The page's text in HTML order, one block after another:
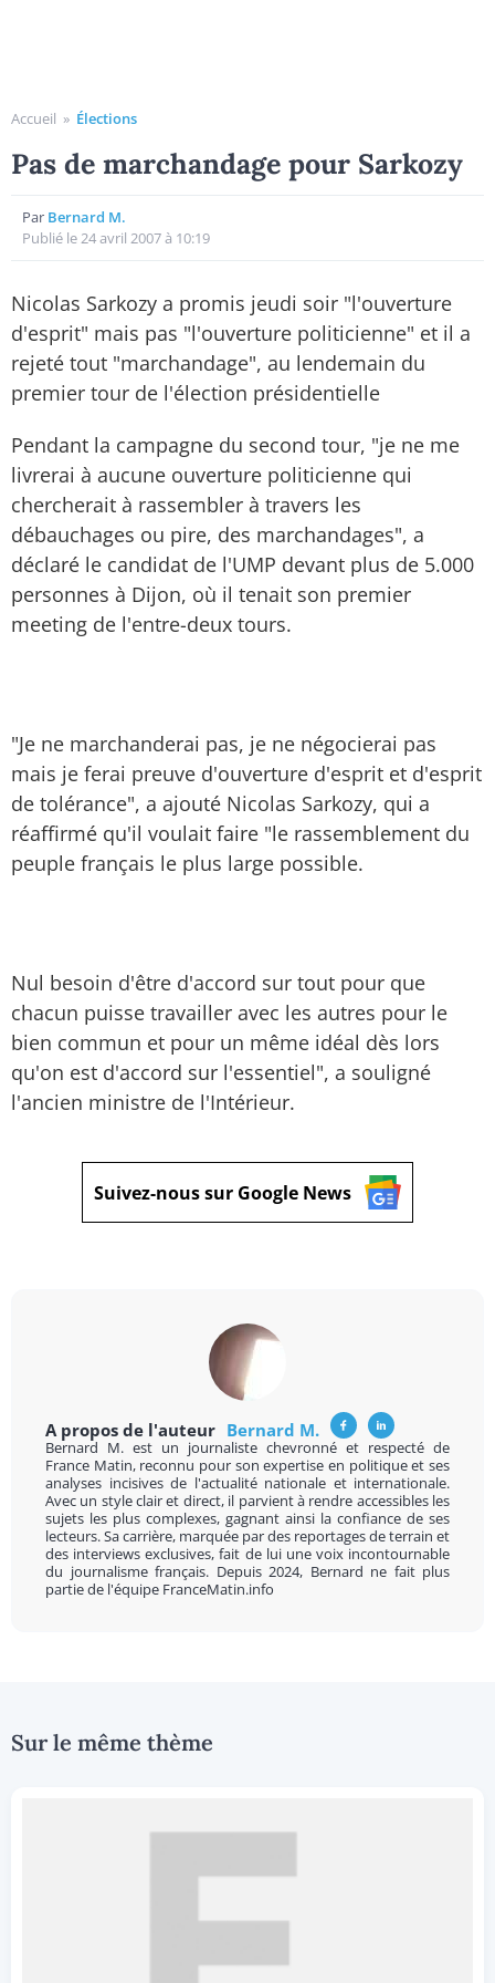
Accueil » Élections
Pas de marchandage pour Sarkozy
Par Bernard M.
Publié le 24 avril 2007 à 10:19
Nicolas Sarkozy a promis jeudi soir "l'ouverture
d'esprit" mais pas "l'ouverture politicienne" et il a
rejeté tout "marchandage", au lendemain du
premier tour de l'élection présidentielle
Pendant la campagne du second tour, "je ne me
livrerai à aucune ouverture politicienne qui
chercherait à rassembler à travers les
débauchages ou pire, des marchandages", a
déclaré le candidat de l'UMP devant plus de 5.000
personnes à Dijon, où il tenait son premier
meeting de l'entre-deux tours.
"Je ne marchanderai pas, je ne négocierai pas
mais je ferai preuve d'ouverture d'esprit et d'esprit
de tolérance", a ajouté Nicolas Sarkozy, qui a
réaffirmé qu'il voulait faire "le rassemblement du
peuple français le plus large possible.
Nul besoin d'être d'accord sur tout pour que
chacun puisse travailler avec les autres pour le
bien commun et pour un même idéal dès lors
qu'on est d'accord sur l'essentiel", a souligné
l'ancien ministre de l'Intérieur.
Suivez-nous sur Google News
A propos de l'auteur Bernard M.
Bernard M. est un journaliste chevronné et respecté de
France Matin, reconnu pour son expertise en politique et ses
analyses incisives de l'actualité nationale et internationale.
Avec un style clair et direct, il parvient à rendre accessibles les
sujets les plus complexes, gagnant ainsi la confiance de ses
lecteurs. Sa carrière, marquée par des reportages de terrain et
des interviews exclusives, fait de lui une voix incontournable
du journalisme français. Depuis 2024, Bernard ne fait plus
partie de l'équipe FranceMatin.info
Sur le même thème